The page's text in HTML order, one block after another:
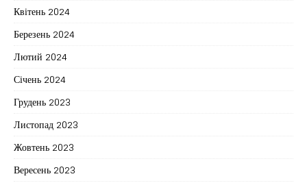
Квітень 2024
Березень 2024
Лютий 2024
Січень 2024
Грудень 2023
Листопад 2023
Жовтень 2023
Вересень 2023